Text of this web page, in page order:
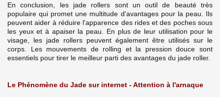
En conclusion, les jade rollers sont un outil de beauté très
populaire qui promet une multitude d'avantages pour la peau. Ils
peuvent aider à réduire l'apparence des rides et des poches sous
les yeux et à apaiser la peau. En plus de leur utilisation pour le
visage, les jade rollers peuvent également être utilisés sur le
corps. Les mouvements de rolling et la pression douce sont
essentiels pour tirer le meilleur parti des avantages du jade roller.
Le Phénomène du Jade sur internet - Attention à l'arnaque